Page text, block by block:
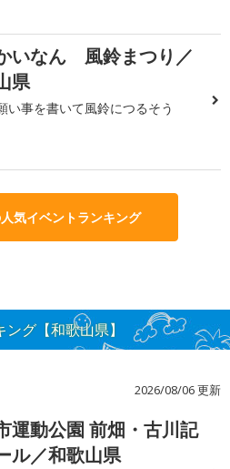
いなん 風鈴まつり／
県
い事を書いて風鈴につるそう
気イベントランキング
グ【和歌山県】
2026/08/06 更新
運動公園 前畑・古川記
ル／和歌山県